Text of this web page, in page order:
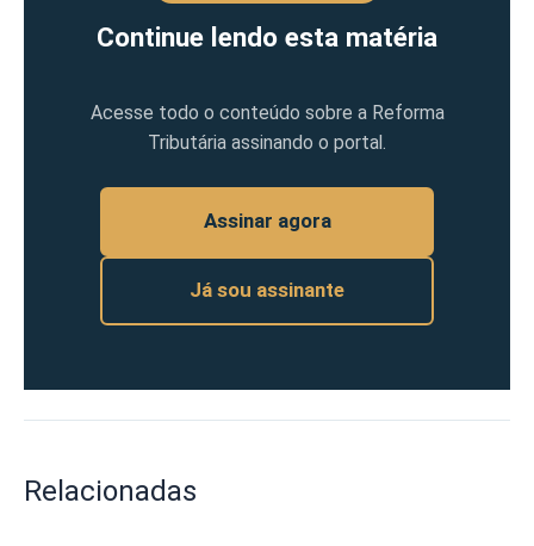
Continue lendo esta matéria
Acesse todo o conteúdo sobre a Reforma
Tributária assinando o portal.
Assinar agora
Já sou assinante
Relacionadas